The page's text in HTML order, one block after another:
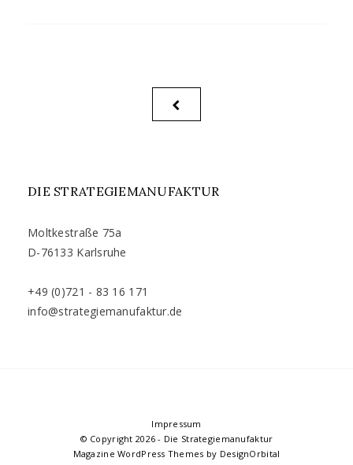
Beitragsnavigation
PAGE
DIE STRATEGIEMANUFAKTUR
Moltkestraße 75a
D-76133 Karlsruhe
+49 (0)721 - 83 16 171
info@strategiemanufaktur.de
Impressum
© Copyright 2026- Die Strategiemanufaktur
Magazine WordPress Themes by DesignOrbital